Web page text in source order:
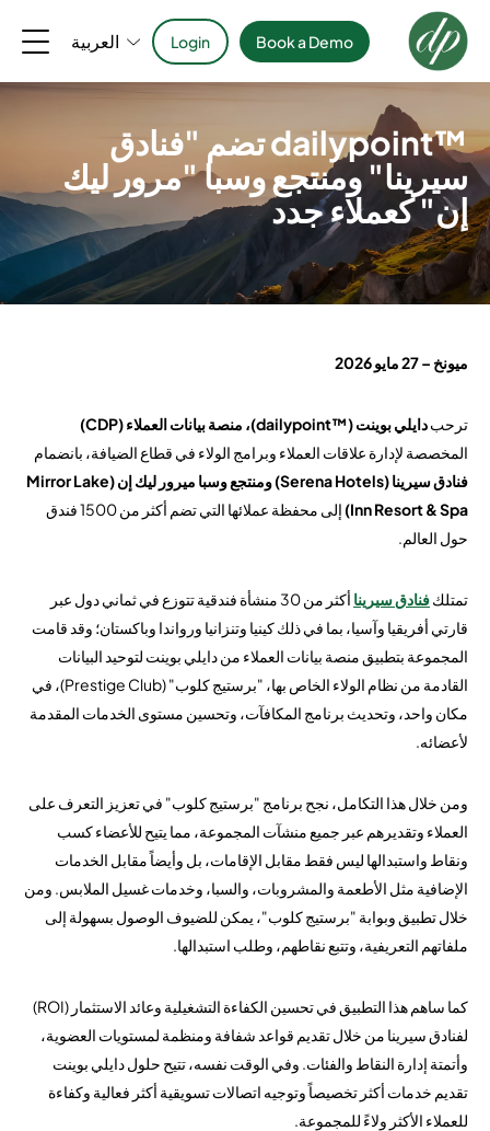
Book a Demo
Login العربية
™dailypoint تضم "فنادق
سيرينا" ومنتجع وسبا "مرور ليك
إن" كعملاء جدد
ميونخ – 27 مايو 2026
ترحبدايلي بوينت (™dailypoint)، منصة بيانات العملاء (CDP)
المخصصة لإدارة علاقات العملاء وبرامج الولاء في قطاع الضيافة، بانضمام
فنادق سيرينا (Serena Hotels) ومنتجع وسبا ميرور ليك إن (Mirror Lake
Inn Resort & Spa)
إلى محفظة عملائها التي تضم أكثر من 1500 فندق
حول العالم.
تمتلكفنادق سيرينا
أكثر من 30 منشأة فندقية تتوزع في ثماني دول عبر
قارتي أفريقيا وآسيا، بما في ذلك كينيا وتنزانيا ورواندا وباكستان؛ وقد قامت
المجموعة بتطبيق منصة بيانات العملاء من دايلي بوينت لتوحيد البيانات
القادمة من نظام الولاء الخاص بها، "برستيج كلوب" (Prestige Club)، في
مكان واحد، وتحديث برنامج المكافآت، وتحسين مستوى الخدمات المقدمة
لأعضائه.
ومن خلال هذا التكامل، نجح برنامج "برستيج كلوب" في تعزيز التعرف على
العملاء وتقديرهم عبر جميع منشآت المجموعة، مما يتيح للأعضاء كسب
ونقاط واستبدالها ليس فقط مقابل الإقامات، بل وأيضاً مقابل الخدمات
الإضافية مثل الأطعمة والمشروبات، والسبا، وخدمات غسيل الملابس. ومن
خلال تطبيق وبوابة "برستيج كلوب"، يمكن للضيوف الوصول بسهولة إلى
ملفاتهم التعريفية، وتتبع نقاطهم، وطلب استبدالها.
كما ساهم هذا التطبيق في تحسين الكفاءة التشغيلية وعائد الاستثمار (ROI)
لفنادق سيرينا من خلال تقديم قواعد شفافة ومنظمة لمستويات العضوية،
وأتمتة إدارة النقاط والفئات. وفي الوقت نفسه، تتيح حلول دايلي بوينت
تقديم خدمات أكثر تخصيصاً وتوجيه اتصالات تسويقية أكثر فعالية وكفاءة
للعملاء الأكثر ولاءً للمجموعة.